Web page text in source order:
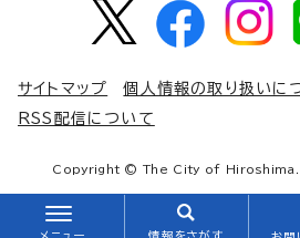
メニュー 情報をさがす
サイトマップ 個人情報の取り扱いに
RSS配信について
Copyright © The City of Hiroshima.